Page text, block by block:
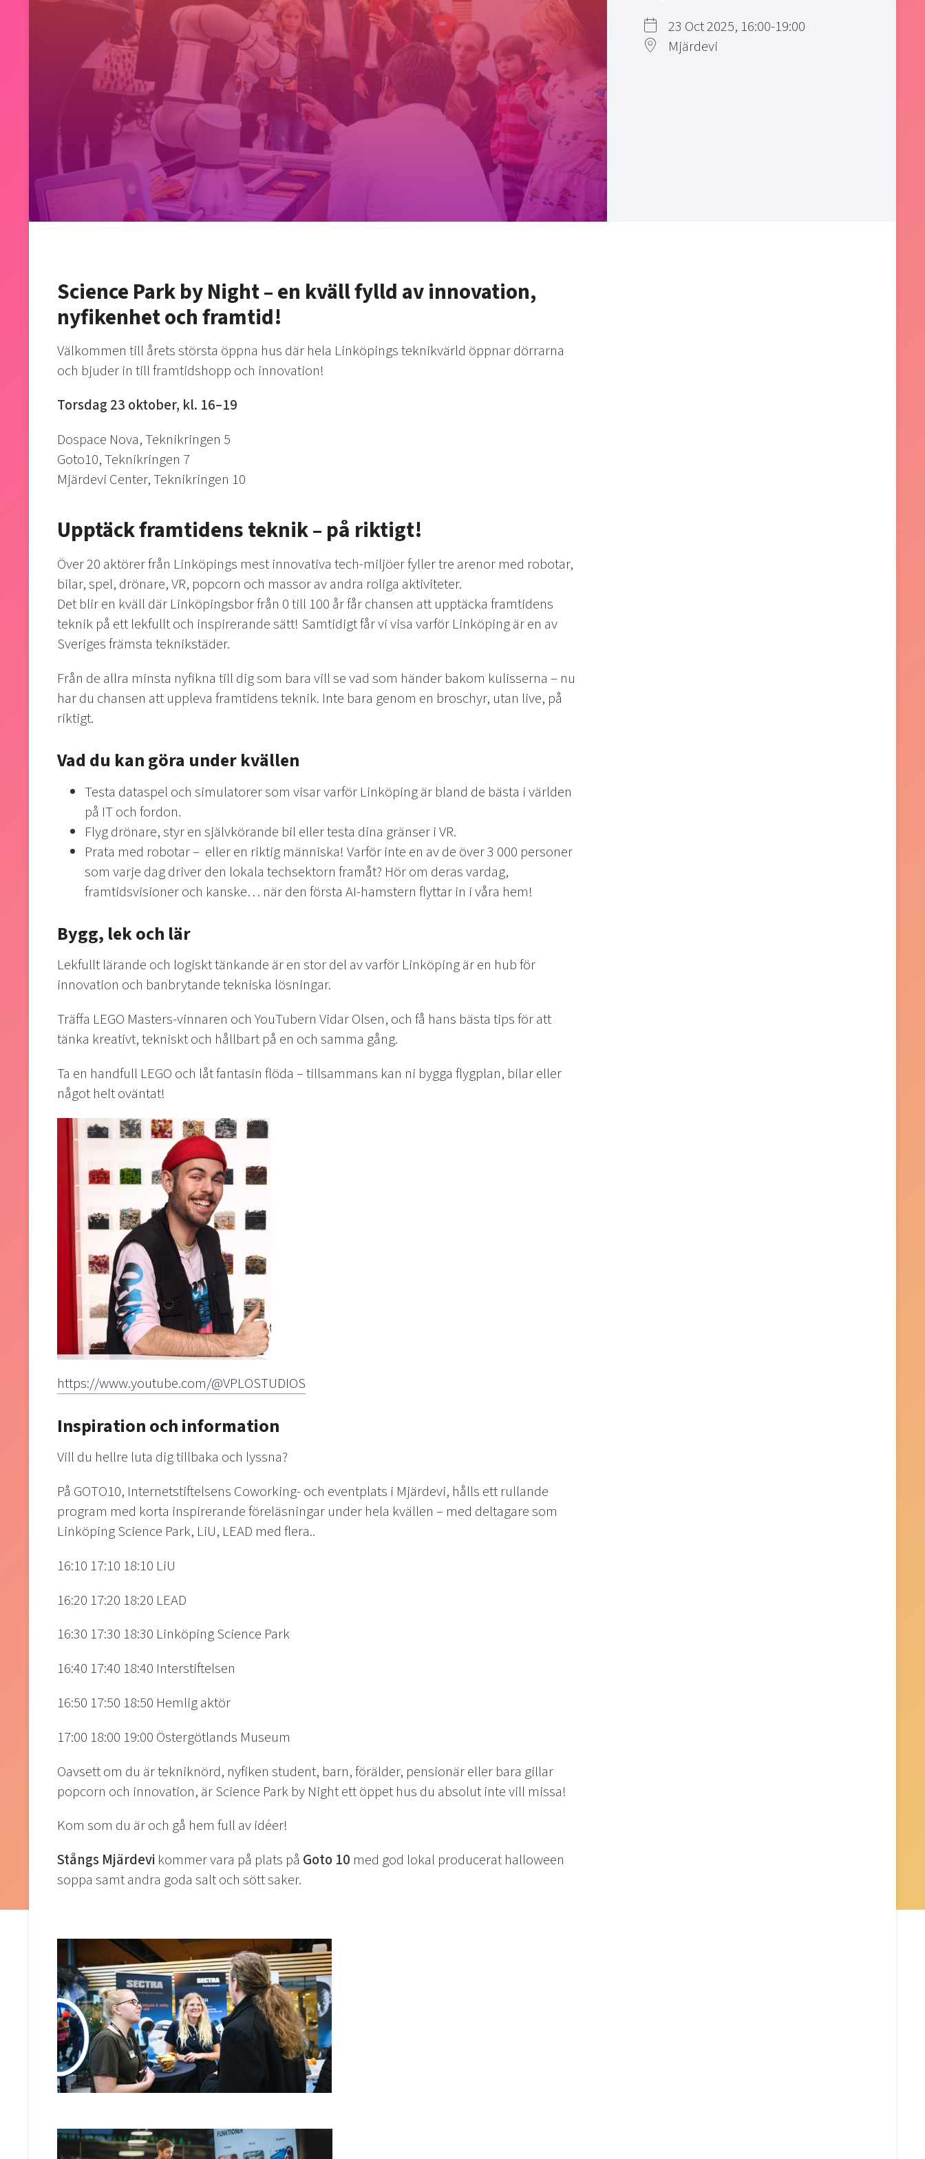
23 Oct 2025, 16:00-19:00
Mjärdevi
Science Park by Night – en kväll fylld av innovation,
nyfikenhet och framtid!
Välkommen till årets största öppna hus där hela Linköpings teknikvärld öppnar dörrarna
och bjuder in till framtidshopp och innovation!
Torsdag 23 oktober, kl. 16–19
Dospace Nova, Teknikringen 5
Goto10, Teknikringen 7
Mjärdevi Center, Teknikringen 10
Upptäck framtidens teknik – på riktigt!
Över 20 aktörer från Linköpings mest innovativa tech-miljöer fyller tre arenor med robotar,
bilar, spel, drönare, VR, popcorn och massor av andra roliga aktiviteter.
Det blir en kväll där Linköpingsbor från 0 till 100 år får chansen att upptäcka framtidens
teknik på ett lekfullt och inspirerande sätt! Samtidigt får vi visa varför Linköping är en av
Sveriges främsta teknikstäder.
Från de allra minsta nyfikna till dig som bara vill se vad som händer bakom kulisserna – nu
har du chansen att uppleva framtidens teknik. Inte bara genom en broschyr, utan live, på
riktigt.
Vad du kan göra under kvällen
Testa dataspel och simulatorer som visar varför Linköping är bland de bästa i världen
på IT och fordon.
Flyg drönare, styr en självkörande bil eller testa dina gränser i VR.
Prata med robotar – eller en riktig människa! Varför inte en av de över 3 000 personer
som varje dag driver den lokala techsektorn framåt? Hör om deras vardag,
framtidsvisioner och kanske… när den första AI-hamstern flyttar in i våra hem!
Bygg, lek och lär
Lekfullt lärande och logiskt tänkande är en stor del av varför Linköping är en hub för
innovation och banbrytande tekniska lösningar.
Träffa LEGO Masters-vinnaren och YouTubern Vidar Olsen, och få hans bästa tips för att
tänka kreativt, tekniskt och hållbart på en och samma gång.
Ta en handfull LEGO och låt fantasin flöda – tillsammans kan ni bygga flygplan, bilar eller
något helt oväntat!
https://www.youtube.com/@VPLOSTUDIOS
Inspiration och information
Vill du hellre luta dig tillbaka och lyssna?
På GOTO10, Internetstiftelsens Coworking- och eventplats i Mjärdevi, hålls ett rullande
program med korta inspirerande föreläsningar under hela kvällen – med deltagare som
Linköping Science Park, LiU, LEAD med flera..
16:10 17:10 18:10 LiU
16:20 17:20 18:20 LEAD
16:30 17:30 18:30 Linköping Science Park
16:40 17:40 18:40 Interstiftelsen
16:50 17:50 18:50 Hemlig aktör
17:00 18:00 19:00 Östergötlands Museum
Oavsett om du är tekniknörd, nyfiken student, barn, förälder, pensionär eller bara gillar
popcorn och innovation, är Science Park by Night ett öppet hus du absolut inte vill missa!
Kom som du är och gå hem full av idéer!
Stångs Mjärdevi kommer vara på plats på Goto 10 med god lokal producerat halloween
soppa samt andra goda salt och sött saker.